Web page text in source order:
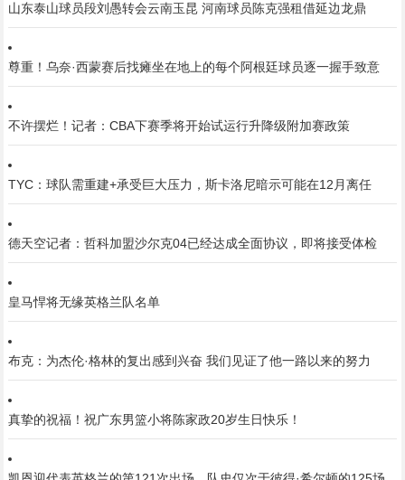
山东泰山球员段刘愚转会云南玉昆 河南球员陈克强租借延边龙鼎
尊重！乌奈·西蒙赛后找瘫坐在地上的每个阿根廷球员逐一握手致意
不许摆烂！记者：CBA下赛季将开始试运行升降级附加赛政策
TYC：球队需重建+承受巨大压力，斯卡洛尼暗示可能在12月离任
德天空记者：哲科加盟沙尔克04已经达成全面协议，即将接受体检
皇马悍将无缘英格兰队名单
布克：为杰伦·格林的复出感到兴奋 我们见证了他一路以来的努力
真挚的祝福！祝广东男篮小将陈家政20岁生日快乐！